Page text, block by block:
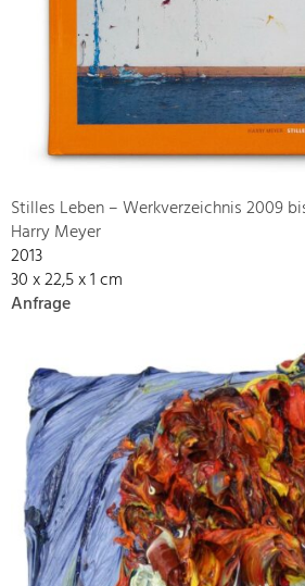
Stilles Leben – Werkverzeichnis 2009
Harry Meyer
2013
30 x 22,5 x 1 cm
Anfrage